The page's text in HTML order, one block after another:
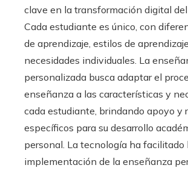
clave en la transformación digital
Cada estudiante es único, con
de aprendizaje, estilos de
necesidades individuales. La
personalizada busca adaptar el
enseñanza a las características y
cada estudiante, brindando apoyo y
específicos para su desarrollo
personal. La tecnología ha facilitado
implementación de la enseñanza